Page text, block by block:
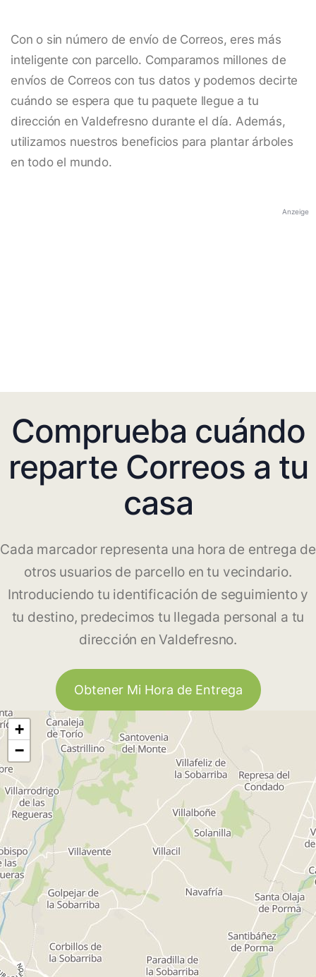
Con o sin número de envío de Correos, eres más
inteligente con parcello. Comparamos millones de
envíos de Correos con tus datos y podemos decirte
cuándo se espera que tu paquete llegue a tu
dirección en Valdefresno durante el día. Además,
utilizamos nuestros beneficios para plantar árboles
en todo el mundo.
Anzeige
Comprueba cuándo
reparte Correos a tu
casa
Cada marcador representa una hora de entrega de
otros usuarios de parcello en tu vecindario.
Introduciendo tu identificación de seguimiento y
tu destino, predecimos tu llegada personal a tu
dirección en Valdefresno.
Obtener Mi Hora de Entrega
+
−